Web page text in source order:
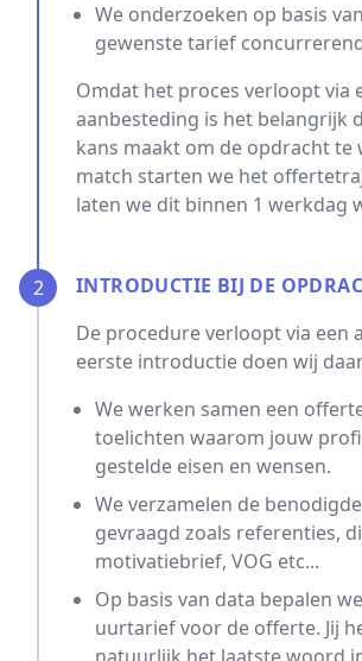
We onderzoeken op basis
gewenste tarief
Omdat het proces verloopt via
aanbesteding is het belangrijk
kans maakt om de opdracht te
match starten we het
laten we dit binnen 1 werkdag
2
INTRODUCTIE BIJ DE
De procedure verloopt via een
eerste introductie doen wij
We werken samen een
toelichten waarom jouw
gestelde eisen en wensen.
We verzamelen de
gevraagd zoals referenties,
motivatiebrief, VOG etc...
Op basis van data bepalen
uurtarief voor de offerte. Jij